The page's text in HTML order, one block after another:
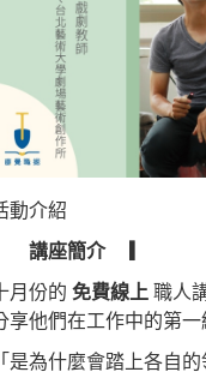
動介紹
▎ 講座簡介 ▎
月份的 免費線上 職人
享他們在工作中的第
「是為什麼會踏上各自的